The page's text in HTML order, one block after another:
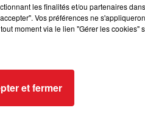
les finalités et/ou partenaires
Vos préférences ne
moment via le lien "Gérer les cookies"
et fermer